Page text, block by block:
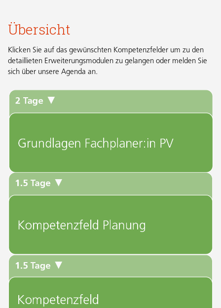
Übersicht
Klicken Sie auf das gewünschten Kompetenzfelder um zu den
detaillieten Erweiterungsmodulen zu gelangen oder melden Sie
sich über unsere Agenda an.